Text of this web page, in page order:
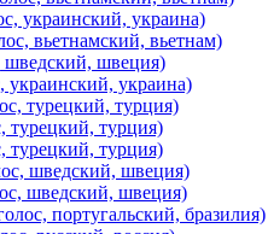
украинский, украина)
вьетнамский, вьетнам)
шведский, швеция)
украинский, украина)
турецкий, турция)
турецкий, турция)
турецкий, турция)
шведский, швеция)
шведский, швеция)
португальский, бразилия)